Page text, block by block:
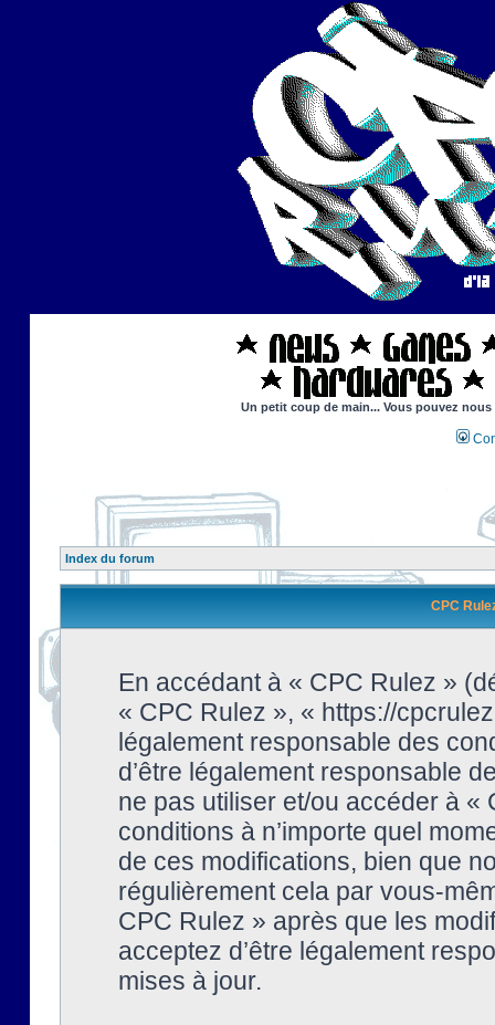
Un petit coup de main... Vous pouvez
Index du forum
CPC
En accédant à « CPC Rulez »
« CPC Rulez », « https://
légalement responsable des
d’être légalement responsable
ne pas utiliser et/ou accéder à
conditions à n’importe quel
de ces modifications, bien que
régulièrement cela par vous-
CPC Rulez » après que les
acceptez d’être légalement
mises à jour.